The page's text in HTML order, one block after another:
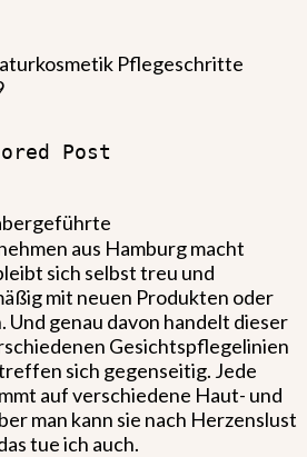
Post
aus Hamburg macht
sich selbst treu und
mit neuen Produkten oder
Und genau davon handelt dieser
Gesichtspflegelinien
sich gegenseitig. Jede
auf verschiedene Haut- und
man kann sie nach Herzenslust
tue ich auch.